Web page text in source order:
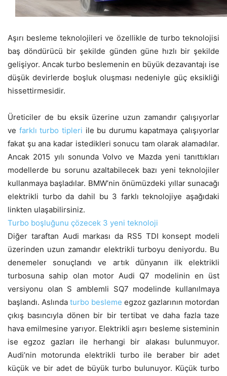
Aşırı besleme teknolojileri ve özellikle de turbo teknolojisi
baş döndürücü bir şekilde günden güne hızlı bir şekilde
gelişiyor. Ancak turbo beslemenin en büyük dezavantajı ise
düşük devirlerde boşluk oluşması nedeniyle güç eksikliği
hissettirmesidir.
Üreticiler de bu eksik üzerine uzun zamandır çalışıyorlar
ve farklı turbo tipleri ile bu durumu kapatmaya çalışıyorlar
fakat şu ana kadar istedikleri sonucu tam olarak alamadılar.
Ancak 2015 yılı sonunda Volvo ve Mazda yeni tanıttıkları
modellerde bu sorunu azaltabilecek bazı yeni teknolojiler
kullanmaya başladılar. BMW’nin önümüzdeki yıllar sunacağı
elektrikli turbo da dahil bu 3 farklı teknolojiye aşağıdaki
linkten ulaşabilirsiniz.
Turbo boşluğunu çözecek 3 yeni teknoloji
Diğer taraftan Audi markası da RS5 TDI konsept modeli
üzerinden uzun zamandır elektrikli turboyu deniyordu. Bu
denemeler sonuçlandı ve artık dünyanın ilk elektrikli
turbosuna sahip olan motor Audi Q7 modelinin en üst
versiyonu olan S amblemli SQ7 modelinde kullanılmaya
başlandı. Aslında turbo besleme egzoz gazlarının motordan
çıkış basıncıyla dönen bir bir tertibat ve daha fazla taze
hava emilmesine yarıyor. Elektrikli aşırı besleme sisteminin
ise egzoz gazları ile herhangi bir alakası bulunmuyor.
Audi’nin motorunda elektrikli turbo ile beraber bir adet
küçük ve bir adet de büyük turbo bulunuyor. Küçük turbo